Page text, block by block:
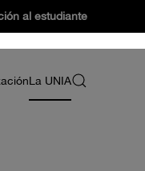
al estudiante
La UNIA